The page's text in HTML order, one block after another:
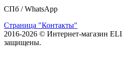
СПб /WhatsApp
Страница "Контакты"
2016-2026 © Интернет-магазин
защищены.